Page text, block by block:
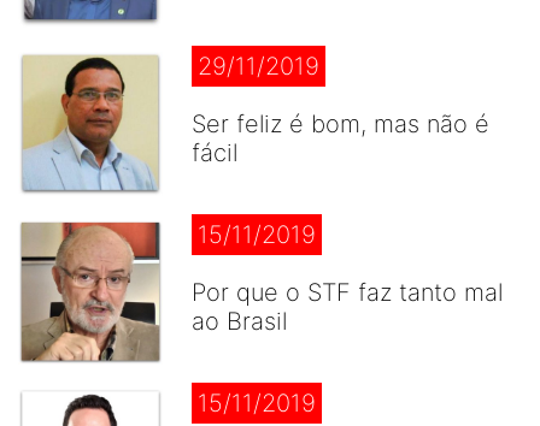
29/11/2019
Ser feliz é bom, mas não é
fácil
15/11/2019
Por que o STF faz tanto mal
ao Brasil
15/11/2019